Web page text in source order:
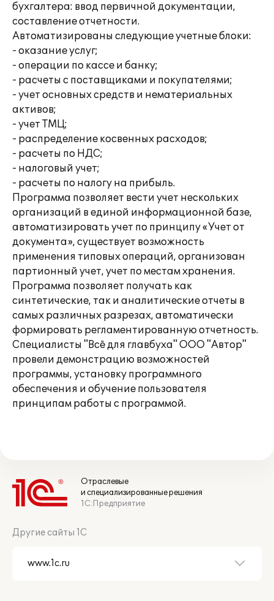
бухгалтера: ввод первичной документации,
составление отчетности.
Автоматизированы следующие учетные блоки:
- оказание услуг;
- операции по кассе и банку;
- расчеты с поставщиками и покупателями;
- учет основных средств и нематериальных
активов;
- учет ТМЦ;
- распределение косвенных расходов;
- расчеты по НДС;
- налоговый учет;
- расчеты по налогу на прибыль.
Программа позволяет вести учет нескольких
организаций в единой информационной базе,
автоматизировать учет по принципу «Учет от
документа», существует возможность
применения типовых операций, организован
партионный учет, учет по местам хранения.
Программа позволяет получать как
синтетические, так и аналитические отчеты в
самых различных разрезах, автоматически
формировать регламентированную отчетность.
Специалисты "Всё для главбуха" ООО "Автор"
провели демонстрацию возможностей
программы, установку программного
обеспечения и обучение пользователя
принципам работы с программой.
Отраслевые
и специализированные решения
1С:Предприятие
Другие сайты 1С